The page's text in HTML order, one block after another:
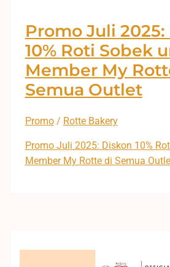
Promo Juli
10% Roti Sobek
Member My
Semua Outlet
Promo/ Rotte Bakery
Promo Juli 2025: Diskon 10%
Member My Rotte di Semua